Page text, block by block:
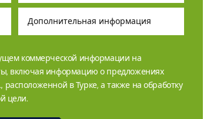
коммерческой информации на
включая информацию о предложениях
расположенной в Турке, а также на обработку
цели.